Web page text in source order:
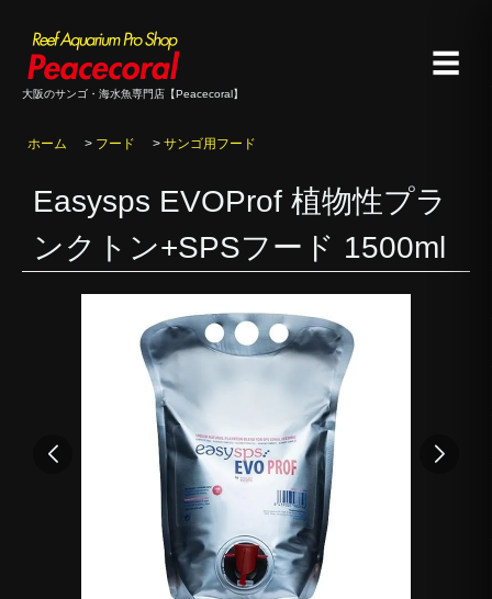
大阪のサンゴ・海水魚専門店【Peacecoral】
☰
ホーム > フード > サンゴ用フード
Easysps EVOProf 植物性プラ
ンクトン+SPSフード 1500ml